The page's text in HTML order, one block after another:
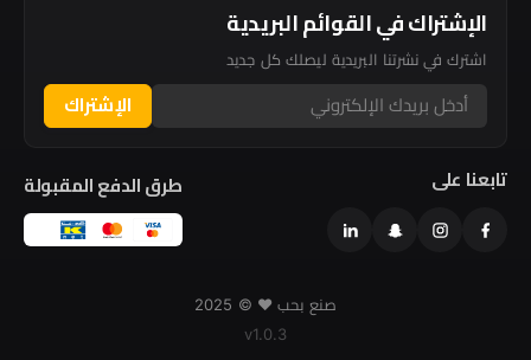
الإشتراك في القوائم البريدية
اشترك في نشرتنا البريدية ليصلك كل جديد
الإشتراك
تابعنا على طرق الدفع المقبولة
صنع بحب ❤️ © 2025
v1.0.3